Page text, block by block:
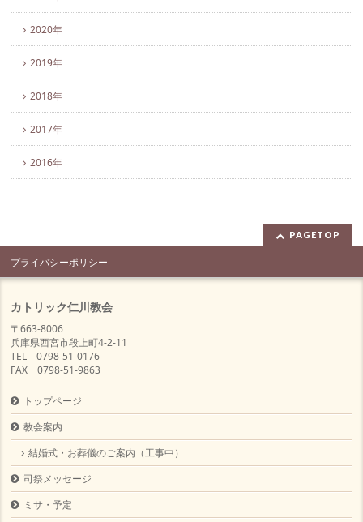
2020年
2019年
2018年
2017年
2016年
PAGETOP
プライバシーポリシー
カトリック仁川教会
〒663-8006
兵庫県西宮市段上町4-2-11
TEL 0798-51-0176
FAX 0798-51-9863
トップページ
教会案内
結婚式・お葬儀のご案内（工事中）
司祭メッセージ
ミサ・予定